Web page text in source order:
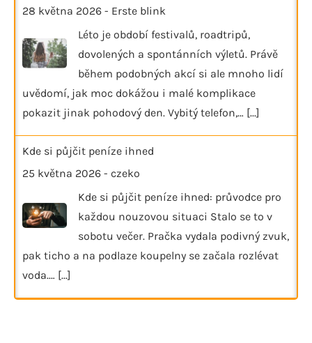
28 května 2026 - Erste blink
Léto je období festivalů, roadtripů,
dovolených a spontánních výletů. Právě
během podobných akcí si ale mnoho lidí
uvědomí, jak moc dokážou i malé komplikace
pokazit jinak pohodový den. Vybitý telefon,… [...]
Kde si půjčit peníze ihned
25 května 2026 - czeko
Kde si půjčit peníze ihned: průvodce pro
každou nouzovou situaci Stalo se to v
sobotu večer. Pračka vydala podivný zvuk,
pak ticho a na podlaze koupelny se začala rozlévat
voda.… [...]